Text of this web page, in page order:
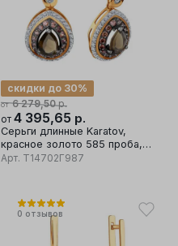
от 6 279,50р.
скидки до 30%
от 4 395,65 р.
Серьги длинные Karatov,
красное золото 585 проба,
вставка фианит
Арт. Т14702Г987
0 отзывов